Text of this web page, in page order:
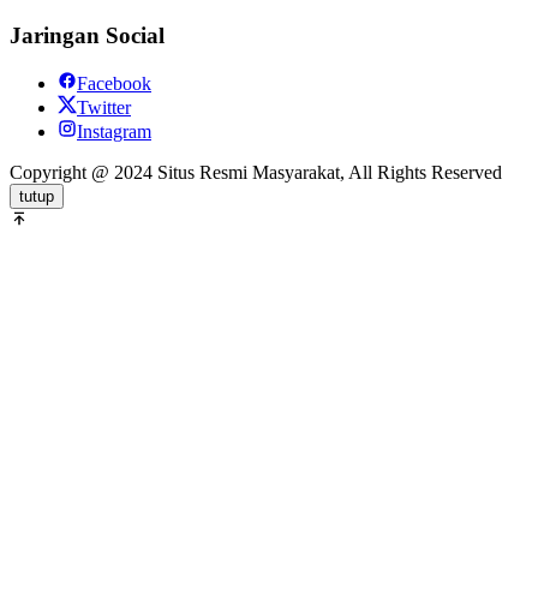
Jaringan Social
Facebook
Twitter
Instagram
Copyright @ 2024 Situs Resmi Masyarakat, All Rights Reserved
tutup